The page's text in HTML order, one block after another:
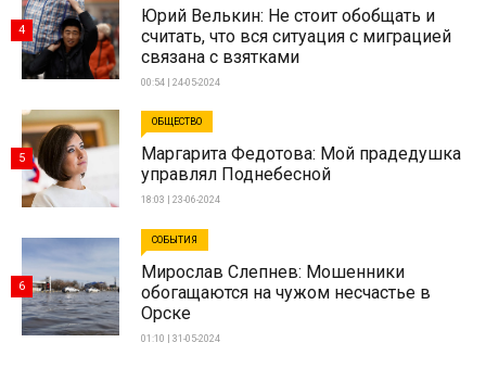
Юрий Велькин: Не стоит обобщать и
считать, что вся ситуация с миграцией
связана с взятками
00:54 | 24-05-2024
4
ОБЩЕСТВО
Маргарита Федотова: Мой прадедушка
управлял Поднебесной
18:03 | 23-06-2024
5
СОБЫТИЯ
Мирослав Слепнев: Мошенники
обогащаются на чужом несчастье в
Орске
01:10 | 31-05-2024
6